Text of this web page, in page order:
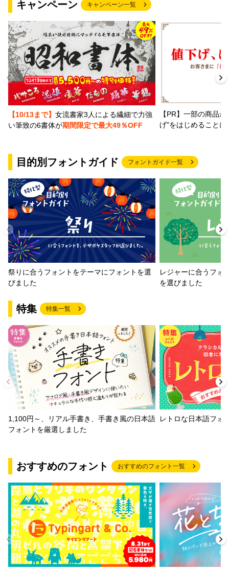
キャンペーン キャンペーン一覧
【10/13まで】 女流書家3人による繊細で力強
い筆致の6書体が期間限定で最大49％OFF
【PR】一部の商品
げ"をはじめること
目的別フォントガイド フォントガイド一覧
祭りに合うフォントをテーマにフォントを選
びました
レジャーに合うフォ
を選びました
特集 特集一覧
1,100円～、リアル手書き、手書き風の日本語
フォントを厳選しました
レトロな日本語フォ
おすすめのフォント おすすめのフォント一覧